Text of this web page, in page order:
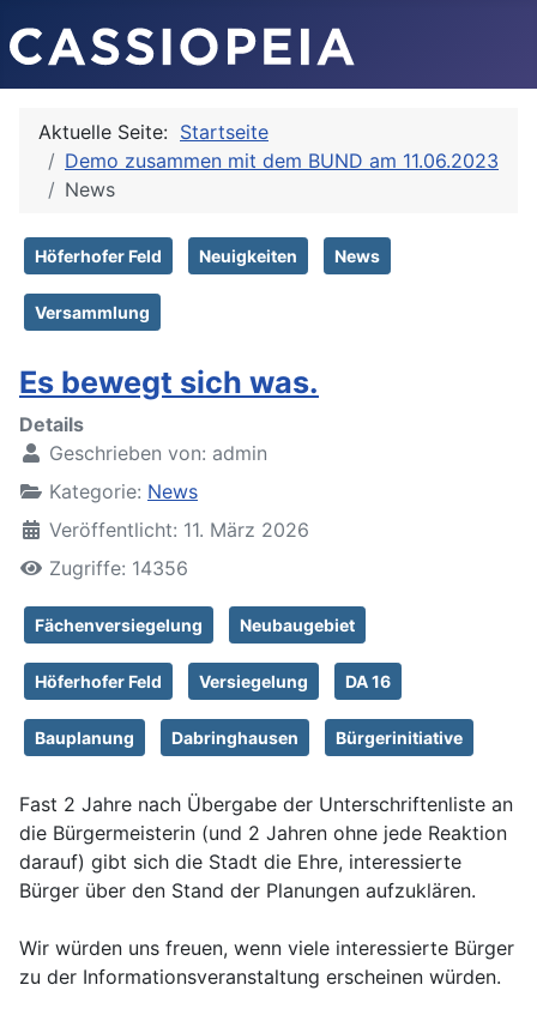
Aktuelle Seite: Startseite
Demo zusammen mit dem BUND am 11.06.2023
News
Höferhofer Feld Neuigkeiten News
Versammlung
Es bewegt sich was.
Details
Geschrieben von: admin
Kategorie: News
Veröffentlicht: 11. März 2026
Zugriffe: 14356
Fächenversiegelung Neubaugebiet
Höferhofer Feld Versiegelung DA 16
Bauplanung Dabringhausen Bürgerinitiative
Fast 2 Jahre nach Übergabe der Unterschriftenliste an
die Bürgermeisterin (und 2 Jahren ohne jede Reaktion
darauf) gibt sich die Stadt die Ehre, interessierte
Bürger über den Stand der Planungen aufzuklären.
Wir würden uns freuen, wenn viele interessierte Bürger
zu der Informationsveranstaltung erscheinen würden.